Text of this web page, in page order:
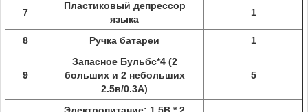
7
Пластиковый депрессор
языка
1
8 Ручка батареи 1
9
Запасное Бульбс*4 (2
больших и 2 небольших
2.5в/0.3А)
5